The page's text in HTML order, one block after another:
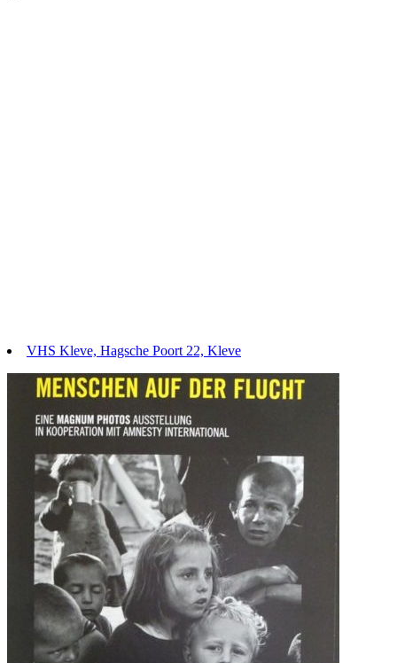
VHS Kleve, Hagsche Poort 22, Kleve